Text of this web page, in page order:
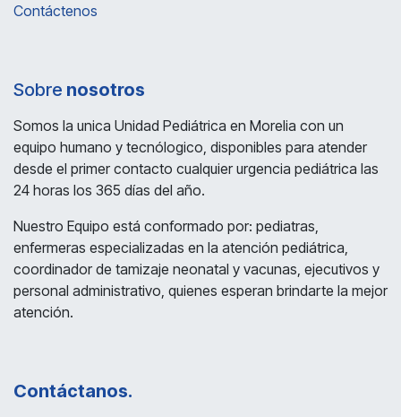
Contáctenos
Sobre nosotros
Somos la unica Unidad Pediátrica en Morelia con un
equipo humano y tecnólogico, disponibles para atender
desde el primer contacto cualquier urgencia pediátrica las
24 horas los 365 días del año.
Nuestro Equipo está conformado por: pediatras,
enfermeras especializadas en la atención pediátrica,
coordinador de tamizaje neonatal y vacunas, ejecutivos y
personal administrativo, quienes esperan brindarte la mejor
atención.
Contáctanos.